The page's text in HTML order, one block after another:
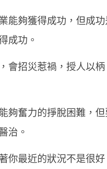
能夠獲得成功，但成
成功。
會招災惹禍，授人以
夠奮力的掙脫困難，
治。
你最近的狀況不是很